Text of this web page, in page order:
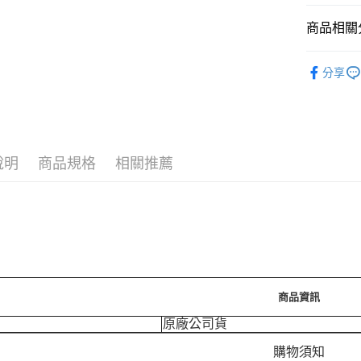
7-11取貨
商品相關
分享
明 商品規格 相關推薦
商品資訊
原廠公司貨
購物須知